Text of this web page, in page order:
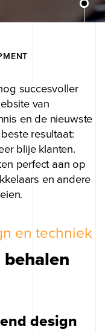
succesvoller
van
en de nieuwste
resultaat:
blije klanten.
perfect aan op
en andere
en techniek
design